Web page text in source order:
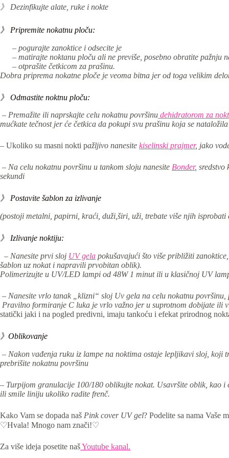
》 Dezinfikujte alate, ruke i nokte
》 Pripremite nokatnu ploču:
– pogurajte zanoktice i odsecite je
– matirajte noktanu ploču ali ne previše, posebno obratite pažnju
– otprašite četkicom za prašinu.
Dobra priprema nokatne ploče je veoma bitna jer od toga velikim
》 Odmastite noktnu ploču:
– Premažite ili naprskajte celu nokatnu površinu dehidratorom za
mućkate tečnost jer će četkica da pokupi svu prašinu koja se
– Ukoliko su masni nokti pažljivo nanesite kiselinski prajmer, jako
– Na celu nokatnu površinu u tankom sloju nanesite Bonder, sredstvo
sekundi
》 Postavite šablon za izlivanje
(postoji metalni, papirni, kraći, duži,širi, uži, trebate više njih
》 Izlivanje noktiju:
– Nanesite prvi sloj UV gela pokušavajući što više približiti
šablon uz nokat i napravili prvobitan oblik).
Polimerizujte u UV/LED lampi od 48W 1 minut ili u klasičnoj UV
– Nanesite vrlo tanak „klizni“ sloj Uv gela na celu nokatnu
Pravilno formiranje C luka je vrlo važno jer u suprotnom dobijate ili
statički jaki i na pogled predivni, imaju tankoću i efekat prirodnog
》Oblikovanje
– Nakon vađenja ruku iz lampe na noktima ostaje lepljikavi sloj, koji
prebrišite nokatnu površinu
– Turpijom granulacije 100/180 oblikujte nokat. Usavršite oblik, kao i
ili smile liniju ukoliko radite frenč.
Kako Vam se dopada naš Pink cover UV gel? Podelite sa nama Vaše
♡Hvala! Mnogo nam znači!♡
Za više ideja posetite našYoutube kanal.